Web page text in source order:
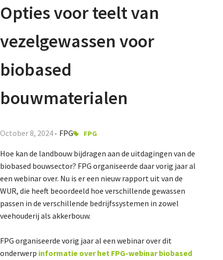
Opties voor teelt van
vezelgewassen voor
biobased
bouwmaterialen
October 8, 2024 FPG FPG
Hoe kan de landbouw bijdragen aan de uitdagingen van de
biobased bouwsector? FPG organiseerde daar vorig jaar al
een webinar over. Nu is er een nieuw rapport uit van de
WUR, die heeft beoordeeld hoe verschillende gewassen
passen in de verschillende bedrijfssystemen in zowel
veehouderij als akkerbouw.
FPG organiseerde vorig jaar al een webinar over dit
onderwerp informatie over het FPG-webinar biobased
Nieuwsbrief
Dossiers